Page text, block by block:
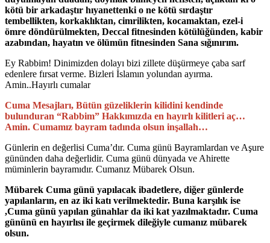
kötü bir arkadaştır hıyanettenki o ne kötü sırdaştır
tembellikten, korkaklıktan, cimrilikten, kocamaktan, ezel-i
ömre döndürülmekten, Deccal fitnesinden kötülüğünden, kabir
azabından, hayatın ve ölümün fitnesinden Sana sığınırım.
Ey Rabbim! Dinimizden dolayı bizi zillete düşürmeye çaba sarf
edenlere fırsat verme. Bizleri İslamın yolundan ayırma.
Amin..Hayırlı cumalar
Cuma Mesajları, Bütün güzeliklerin kilidini kendinde
bulunduran “Rabbim” Hakkımızda en hayırlı kilitleri aç…
Amin. Cumamız bayram tadında olsun inşallah…
Günlerin en değerlisi Cuma’dır. Cuma günü Bayramlardan ve Aşure
gününden daha değerlidir. Cuma günü dünyada ve Ahirette
müminlerin bayramıdır. Cumanız Mübarek Olsun.
Mübarek Cuma günü yapılacak ibadetlere, diğer günlerde
yapılanların, en az iki katı verilmektedir. Buna karşılık ise
,Cuma günü yapılan günahlar da iki kat yazılmaktadır. Cuma
gününü en hayırlısı ile geçirmek dileğiyle cumanız mübarek
olsun.